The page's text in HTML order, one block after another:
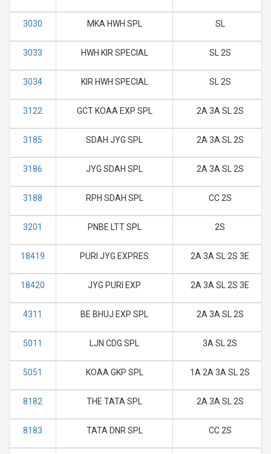
3030 MKA HWH SPL SL
3033 HWH KIR SPECIAL SL 2S
3034 KIR HWH SPECIAL SL 2S
3122 GCT KOAA EXP SPL 2A 3A SL 2S
3185 SDAH JYG SPL 2A 3A SL 2S
3186 JYG SDAH SPL 2A 3A SL 2S
3188 RPH SDAH SPL CC 2S
3201 PNBE LTT SPL 2S
18419 PURI JYG EXPRES 2A 3A SL 2S 3E
18420 JYG PURI EXP 2A 3A SL 2S 3E
4311 BE BHUJ EXP SPL 2A 3A SL 2S
5011 LJN CDG SPL 3A SL 2S
5051 KOAA GKP SPL 1A 2A 3A SL 2S
8182 THE TATA SPL 2A 3A SL 2S
8183 TATA DNR SPL CC 2S